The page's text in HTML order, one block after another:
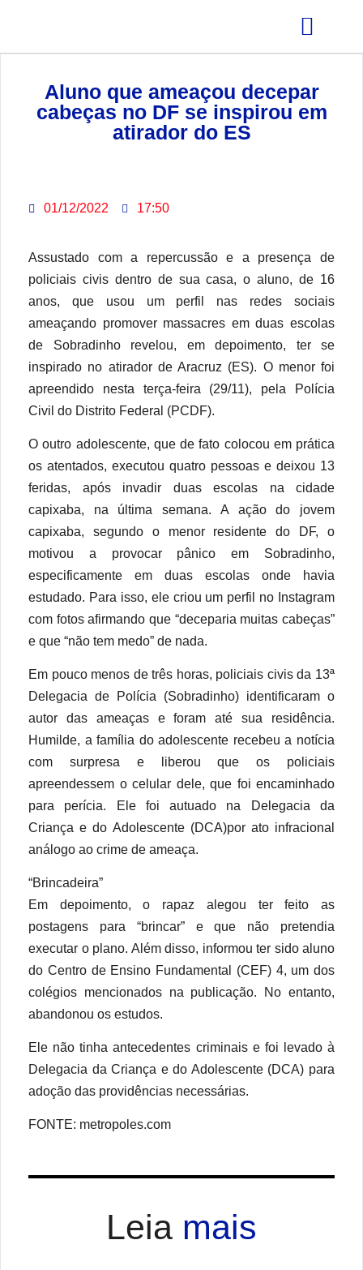
Aluno que ameaçou decepar
cabeças no DF se inspirou em
atirador do ES
01/12/2022 17:50
Assustado com a repercussão e a presença de
policiais civis dentro de sua casa, o aluno, de 16
anos, que usou um perfil nas redes sociais
ameaçando promover massacres em duas escolas
de Sobradinho revelou, em depoimento, ter se
inspirado no atirador de Aracruz (ES). O menor foi
apreendido nesta terça-feira (29/11), pela Polícia
Civil do Distrito Federal (PCDF).
O outro adolescente, que de fato colocou em prática
os atentados, executou quatro pessoas e deixou 13
feridas, após invadir duas escolas na cidade
capixaba, na última semana. A ação do jovem
capixaba, segundo o menor residente do DF, o
motivou a provocar pânico em Sobradinho,
especificamente em duas escolas onde havia
estudado. Para isso, ele criou um perfil no Instagram
com fotos afirmando que “deceparia muitas cabeças”
e que “não tem medo” de nada.
Em pouco menos de três horas, policiais civis da 13ª
Delegacia de Polícia (Sobradinho) identificaram o
autor das ameaças e foram até sua residência.
Humilde, a família do adolescente recebeu a notícia
com surpresa e liberou que os policiais
apreendessem o celular dele, que foi encaminhado
para perícia. Ele foi autuado na Delegacia da
Criança e do Adolescente (DCA)por ato infracional
análogo ao crime de ameaça.
“Brincadeira”
Em depoimento, o rapaz alegou ter feito as
postagens para “brincar” e que não pretendia
executar o plano. Além disso, informou ter sido aluno
do Centro de Ensino Fundamental (CEF) 4, um dos
colégios mencionados na publicação. No entanto,
abandonou os estudos.
Ele não tinha antecedentes criminais e foi levado à
Delegacia da Criança e do Adolescente (DCA) para
adoção das providências necessárias.
FONTE: metropoles.com
Leia mais